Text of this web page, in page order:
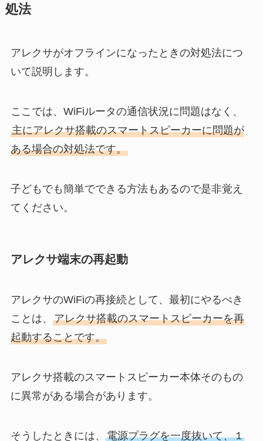
処法
アレクサがオフラインになったときの対処法につ
いて説明します。
ここでは、WiFiルータの通信状況に問題はなく、
主にアレクサ搭載のスマートスピーカーに問題が
ある場合の対処法です。
子どもでも簡単でできる方法もあるので是非覚え
てください。
アレクサ端末の再起動
アレクサのWiFiの再接続として、最初にやるべき
ことは、 アレクサ搭載のスマートスピーカーを再
起動することです。
アレクサ搭載のスマートスピーカー本体そのもの
に異常がある場合があります。
そうしたときには、 電源プラグを一度抜いて、１